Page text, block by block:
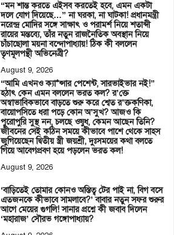
“মন শান্ত করতে এইসব করতেই হবে, এমন একটা
দলে যোগ দিয়েছে…” না ঘরকা, না ঘাটকা! প্রধানমন্ত্রী
নরেন্দ্র মোদির সঙ্গে সাক্ষাৎ ও পরামর্শ নিয়ে শতাব্দী
রায়ের মন্তব্যে, তাঁর নতুন রাজনৈতিক অবস্থান নিয়ে
চাঁচাছোলা ময়না বন্দোপাধ্যায়! ঠিক কী বললেন
তৃণমূলপন্থী অভিনেত্রী?
August 9, 2026
“আমি এখনও ক্যা*ন্সার পেশেন্ট, সারভাইভার নই!”
হঠাৎ কেন এমন বললেন ভরত কল? র’ক্তে
অস্বাভাবিকভাবে বাড়তে শুরু করে শ্বেত র’ক্তকণিকা,
বায়োপসিতে ধরা পড়ে কোন অ’সুখ? আজও কি
পুরোপুরি সুস্থ নন, চলছে ওষুধ, কেমন আছেন তিনি?
জীবনের সেই কঠিন সময়ে কীভাবে পাশে থেকে সাহস
জুগিয়েছেন দ্বিতীয় স্ত্রী জয়শ্রী, দুঃসময়ের কথা বলতে
গিয়ে আবেগপ্রবণ হয়ে পড়লেন ভরত কল!
August 9, 2026
‘বাড়িতেই তোমার কোনও অস্তিত্ব টের পাই না, বিগ বসে
এতজনকে কীভাবে সামলাবে?’ বাবার নতুন সফর শুরুর
আগে মেয়ের গুগলি! সানার প্রশ্নে কী জবাব দিলেন
‘মহারাজ’ সৌরভ গঙ্গোপাধ্যায়?